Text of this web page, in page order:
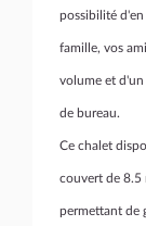
possibilité
famille, vos
volume et d'un
de bureau.
Ce chalet
couvert de 8.5
permettant de